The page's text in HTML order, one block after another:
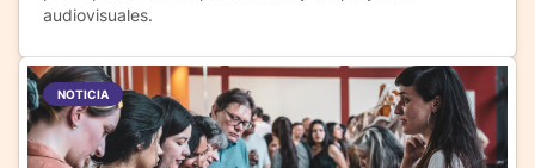
audiovisuales.
NOTICIA